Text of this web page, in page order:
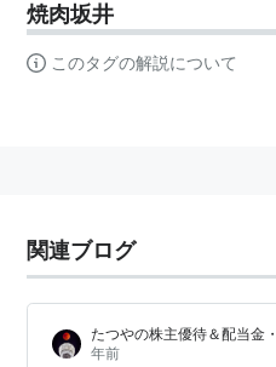
焼肉坂井
このタグの解説について
関連ブログ
たつやの株主優待＆配当金
年前